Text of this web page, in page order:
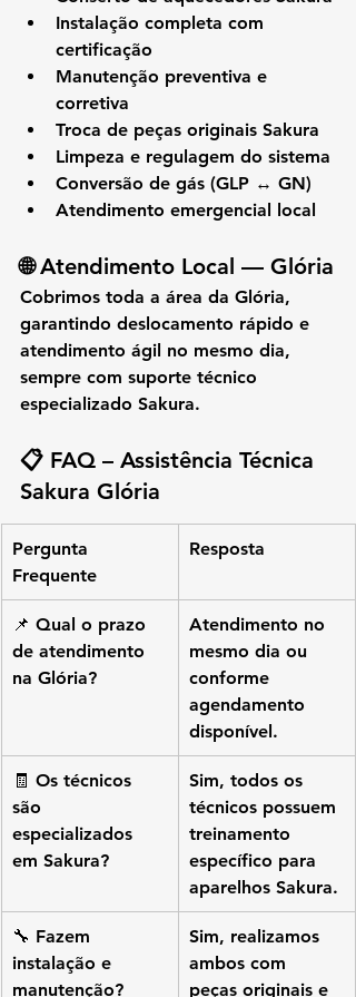
Instalação completa com
certificação
Manutenção preventiva e
corretiva
Troca de peças originais Sakura
Limpeza e regulagem do sistema
Conversão de gás (GLP ↔ GN)
Atendimento emergencial local
🌐 Atendimento Local — Glória
Cobrimos toda a área da Glória,
garantindo deslocamento rápido e
atendimento ágil no mesmo dia,
sempre com suporte técnico
especializado Sakura.
📋 FAQ – Assistência Técnica
Sakura Glória
Pergunta
Frequente
Resposta
📌 Qual o prazo
de atendimento
na Glória?
Atendimento no
mesmo dia ou
conforme
agendamento
disponível.
🧾 Os técnicos
são
especializados
em Sakura?
Sim, todos os
técnicos possuem
treinamento
específico para
aparelhos Sakura.
🔧 Fazem
instalação e
manutenção?
Sim, realizamos
ambos com
peças originais e